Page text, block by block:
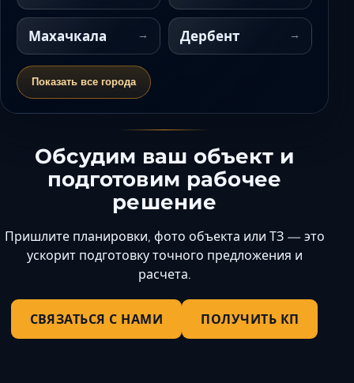
Махачкала Дербент
Показать все города
Обсудим ваш объект и
подготовим рабочее
решение
Пришлите планировки, фото объекта или ТЗ — это
ускорит подготовку точного предложения и
расчета.
СВЯЗАТЬСЯ С НАМИ ПОЛУЧИТЬ КП